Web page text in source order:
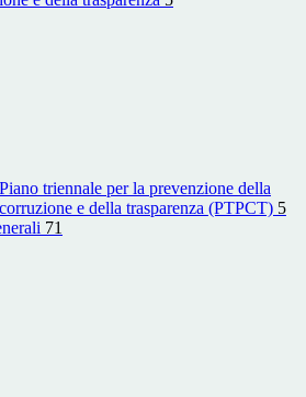
Piano triennale per la prevenzione della
corruzione e della trasparenza (PTPCT) 5
71